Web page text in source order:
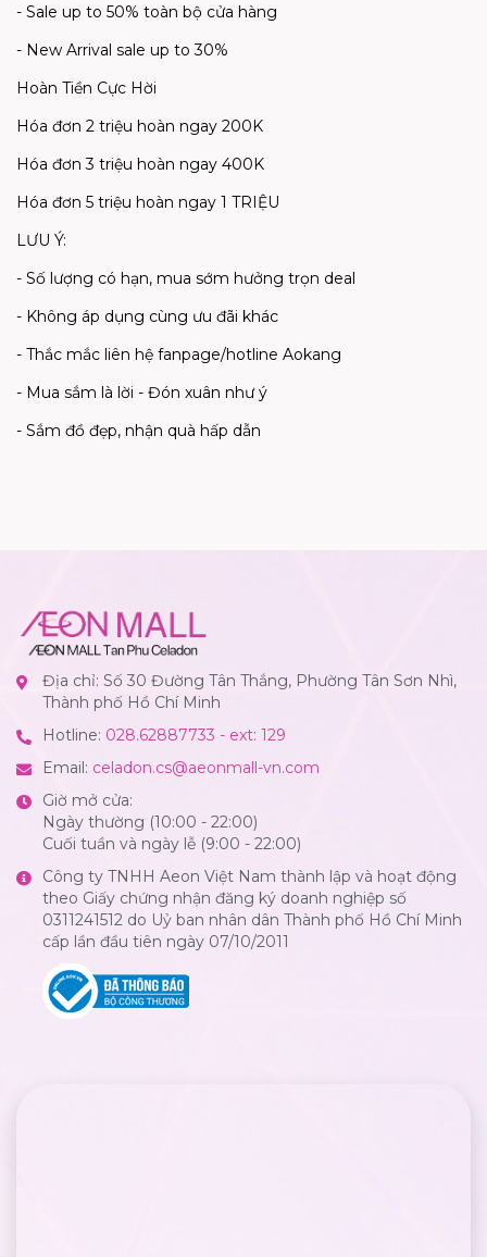
- Sale up to 50% toàn bộ cửa hàng
- New Arrival sale up to 30%
Hoàn Tiền Cực Hời
Hóa đơn 2 triệu hoàn ngay 200K
Hóa đơn 3 triệu hoàn ngay 400K
Hóa đơn 5 triệu hoàn ngay 1 TRIỆU
LƯU Ý:
- Số lượng có hạn, mua sớm hưởng trọn deal
- Không áp dụng cùng ưu đãi khác
- Thắc mắc liên hệ fanpage/hotline Aokang
- Mua sắm là lời - Đón xuân như ý
- Sắm đồ đẹp, nhận quà hấp dẫn
Địa chỉ: Số 30 Đường Tân Thắng, Phường Tân Sơn Nhì,
Thành phố Hồ Chí Minh
Hotline: 028.62887733 - ext: 129
Email: celadon.cs@aeonmall-vn.com
Giờ mở cửa:
Ngày thường (10:00 - 22:00)
Cuối tuần và ngày lễ (9:00 - 22:00)
Công ty TNHH Aeon Việt Nam thành lập và hoạt động
theo Giấy chứng nhận đăng ký doanh nghiệp số
0311241512 do Uỷ ban nhân dân Thành phố Hồ Chí Minh
cấp lần đầu tiên ngày 07/10/2011